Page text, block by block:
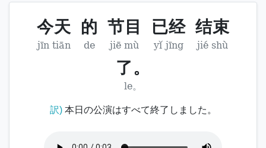
今天 的 节目 已经 结束
jīn tiān de jiē mù yǐ jīng jié shù
了。
le。
訳)本日の公演はすべて終了しました。